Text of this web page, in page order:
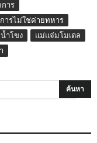
การ
การไม่ใช่ค่ายทหาร
ำโขง
แม่แจ่มโมเดล